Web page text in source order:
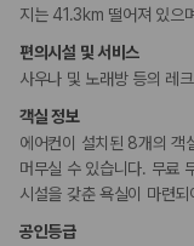
지는 41.3km 떨어져 있으
편의시설 및 서비스
사우나 및 노래방 등의 레
객실 정보
에어컨이 설치된 8개의 객
머무실 수 있습니다. 무료
시설을 갖춘 욕실이 마련되
공인등급